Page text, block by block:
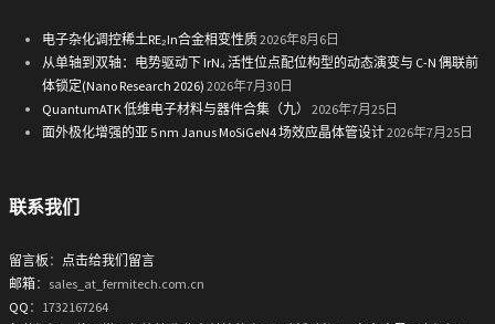
电子杂化调控稀土RE₂In合金相变性质2026年8月6日
从单轴到双轴：电势驱动下 IrN₄ 活性位点配位构型的动态演变与 C-N 偶联前
体锁定(Nano Research 2026) 2026年7月30日
QuantumATK 低维电子材料与器件合集（九）
2026年7月25日
面外极化增强的亚 5 nm Janus MoSiGeN4 场效应晶体管设计2026年7月25日
联系我们
留言板 ： 点击给我们留言
邮箱：sales_at_fermitech.com.cn
QQ ：1732167264